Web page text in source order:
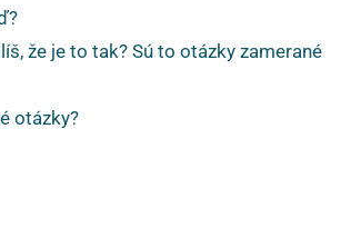
že je to tak? Sú to otázky zamerané
otázky?